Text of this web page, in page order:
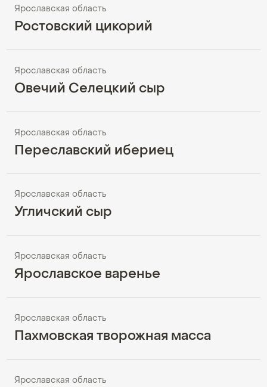
Ярославская область
Ростовский цикорий
Ярославская область
Овечий Селецкий сыр
Ярославская область
Переславский ибериец
Ярославская область
Угличский сыр
Ярославская область
Ярославское варенье
Ярославская область
Пахмовская творожная масса
Ярославская область